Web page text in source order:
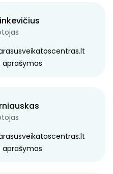
aprašymas
aprašymas